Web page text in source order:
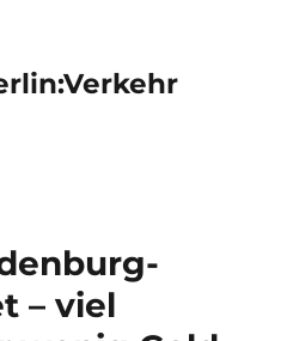
– viel